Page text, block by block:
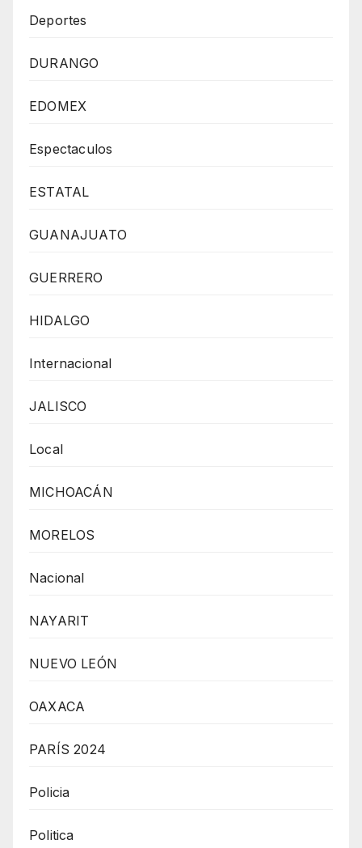
Deportes
DURANGO
EDOMEX
Espectaculos
ESTATAL
GUANAJUATO
GUERRERO
HIDALGO
Internacional
JALISCO
Local
MICHOACÁN
MORELOS
Nacional
NAYARIT
NUEVO LEÓN
OAXACA
PARÍS 2024
Policia
Politica